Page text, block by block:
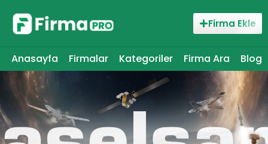
Firma Ekle
Anasayfa Firmalar Kategoriler Firma Ara Blog